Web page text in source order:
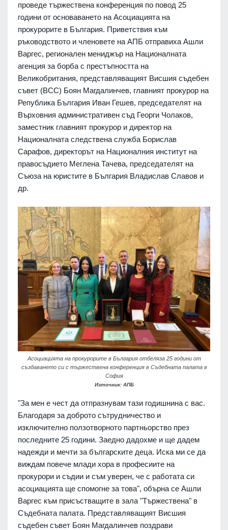
проведе тържествена конференция по повод 25
години от основаването на Асоциацията на
прокурорите в България. Приветствия към
ръководството и членовете на АПБ отправиха Ашли
Варгес, регионален мениджър на Националната
агенция за борба с престъпността на
Великобритания, представляващият Висшия съдебен
съвет (ВСС) Боян Магдалинчев, главният прокурор на
Република България Иван Гешев, председателят на
Върховния административен съд Георги Чолаков,
заместник главният прокурор и директор на
Националната следствена служба Борислав
Сарафов, директорът на Националния институт на
правосъдието Меглена Тачева, председателят на
Съюза на юристите в България Владислав Славов и
др.
Асоциацията на прокурорите в България отбеляза 25 години от
създаването си с тържествена конференция в Съдебната палата в
София
Източник: АПБ
"За мен е чест да отпразнувам тази годишнина с вас.
Благодаря за доброто сътрудничество и
изключително ползотворното партньорство през
последните 25 години. Заедно дадохме и ще дадем
надежди и мечти за българските деца. Иска ми се да
виждам повече млади хора в професиите на
прокурори и съдии и съм уверен, че с работата си
асоциацията ще спомогне за това", обърна се Ашли
Варгес към присъстващите в зала "Тържествена" в
Съдебната палата. Представляващият Висшия
съдебен съвет Боян Магдалинчев поздрави